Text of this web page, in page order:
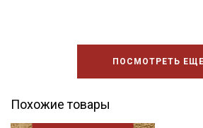
ПОСМОТРЕТЬ ЕЩЕ
Похожие товары